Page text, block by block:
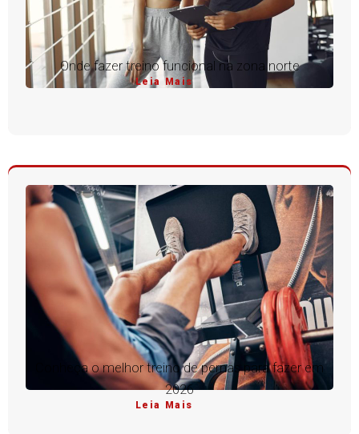
Onde fazer treino funcional na zona norte
Leia Mais
Conheça o melhor treino de pernas para fazer em
2026
Leia Mais